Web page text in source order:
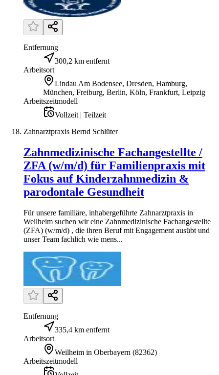
Entfernung
300,2 km entfernt
Arbeitsort
Lindau Am Bodensee, Dresden, Hamburg,
München, Freiburg, Berlin, Köln, Frankfurt, Leipzig
Arbeitszeitmodell
Vollzeit | Teilzeit
Zahnarztpraxis Bernd Schlüter
Zahnmedizinische Fachangestellte /
ZFA (w/m/d) für Familienpraxis mit
Fokus auf Kinderzahnmedizin &
parodontale Gesundheit
Für unsere familiäre, inhabergeführte Zahnarztpraxis in
Weilheim suchen wir eine Zahnmedizinische Fachangestellte
(ZFA) (w/m/d) , die ihren Beruf mit Engagement ausübt und
unser Team fachlich wie mens...
Entfernung
335,4 km entfernt
Arbeitsort
Weilheim in Oberbayern (82362)
Arbeitszeitmodell